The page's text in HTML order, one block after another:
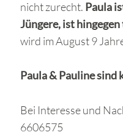
nicht zurecht. Paula
Jüngere, ist
wird im August 9
Paula & Pauline
Bei Interesse und
6606575